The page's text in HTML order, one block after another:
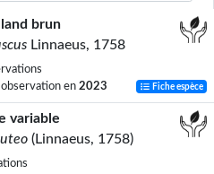
brun
Linnaeus, 1758
observation en 2023 Fiche espèce
variable
(Linnaeus, 1758)